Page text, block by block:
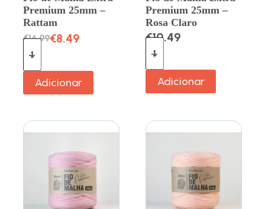
Premium 25mm –
Rattam
€16.99€8.49
Adicionar
Premium 25mm –
Rosa Claro
€10.49
Adicionar